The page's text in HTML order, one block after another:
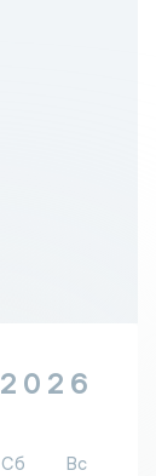
2026
Сб
Вс